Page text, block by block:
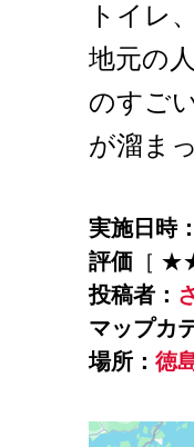
トイレ
地元の
のすご
が溜ま
実施日時：
評価 ［
投稿者：
マップカ
場所： 徳